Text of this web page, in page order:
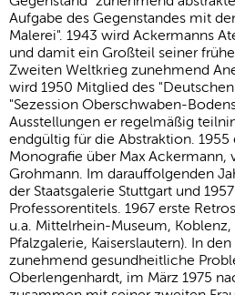
Aufgabe des Gegenstandes mit
Malerei". 1943 wird Ackermanns
und damit ein Großteil seiner
Zweiten Weltkrieg zunehmend
wird 1950 Mitglied des
"Sezession Oberschwaben-
Ausstellungen er regelmäßig
endgültig für die Abstraktion. 1955
Monografie über Max Ackermann,
Grohmann. Im darauffolgenden
der Staatsgalerie Stuttgart und
Professorentitels. 1967 erste
u.a. Mittelrhein-Museum,
Pfalzgalerie, Kaiserslautern). In
zunehmend gesundheitliche
Oberlengenhardt, im März 1975